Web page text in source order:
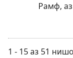
Рамф,
1 - 15 аз 51